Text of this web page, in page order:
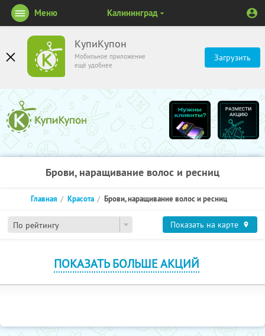
КупиКупон
Мобильное приложение
ещё удобнее
Загрузить
Меню Калининград
Брови, наращивание волос и ресниц
По рейтингу
Главная Красота Брови, наращивание волос и ресниц
Показать на карте
ПОКАЗАТЬ БОЛЬШЕ АКЦИЙ